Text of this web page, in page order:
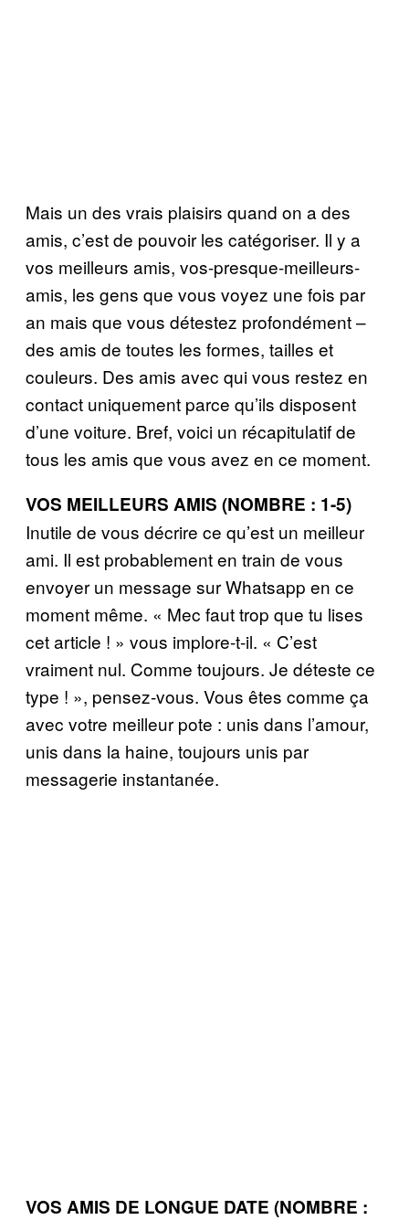
Mais un des vrais plaisirs quand on a des
amis, c’est de pouvoir les catégoriser. Il y a
vos meilleurs amis, vos-presque-meilleurs-
amis, les gens que vous voyez une fois par
an mais que vous détestez profondément –
des amis de toutes les formes, tailles et
couleurs. Des amis avec qui vous restez en
contact uniquement parce qu’ils disposent
d’une voiture. Bref, voici un récapitulatif de
tous les amis que vous avez en ce moment.
VOS MEILLEURS AMIS (NOMBRE : 1-5)
Inutile de vous décrire ce qu’est un meilleur
ami. Il est probablement en train de vous
envoyer un message sur Whatsapp en ce
moment même. « Mec faut trop que tu lises
cet article ! » vous implore-t-il. « C’est
vraiment nul. Comme toujours. Je déteste ce
type ! », pensez-vous. Vous êtes comme ça
avec votre meilleur pote : unis dans l’amour,
unis dans la haine, toujours unis par
messagerie instantanée.
VOS AMIS DE LONGUE DATE (NOMBRE :